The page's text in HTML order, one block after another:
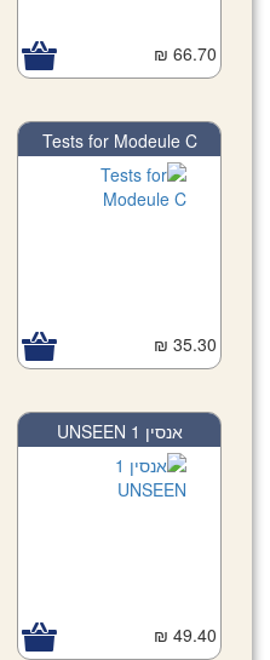
66.70 ₪
Tests for Modeule C
35.30 ₪
אנסין 1 UNSEEN
49.40 ₪